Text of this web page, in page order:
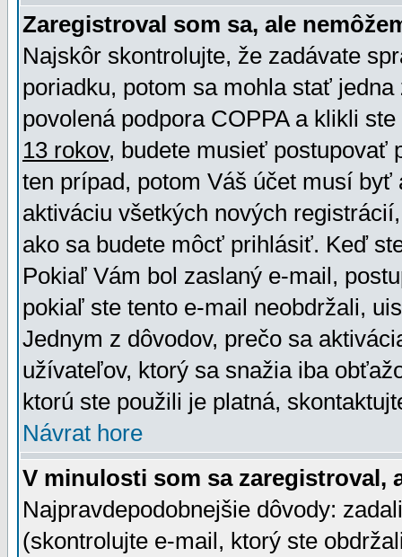
Zaregistroval som sa, ale
Najskôr skontrolujte, že zadávate
poriadku, potom sa mohla stať
povolená podpora COPPA a klikli
13 rokov, budete musieť postupovať
ten prípad, potom Váš účet musí
aktiváciu všetkých nových
ako sa budete môcť prihlásiť. Keď
Pokiaľ Vám bol zaslaný e-mail,
pokiaľ ste tento e-mail neobdržali,
Jednym z dôvodov, prečo sa
užívateľov, ktorý sa snažia iba
ktorú ste použili je platná,
Návrat hore
V minulosti som sa zaregistroval,
Najpravdepodobnejšie dôvody:
(skontrolujte e-mail, ktorý ste